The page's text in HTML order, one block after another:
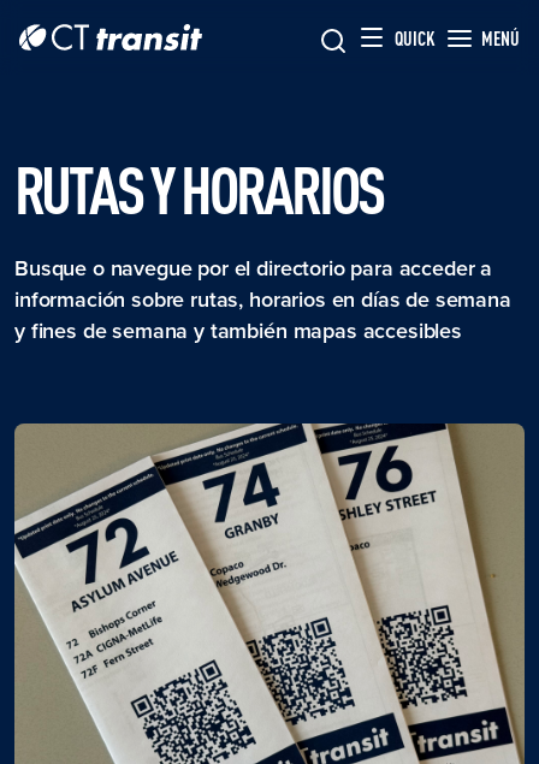
QUICK MENÚ
RUTAS Y HORARIOS
Busque o navegue por el directorio para acceder a
información sobre rutas, horarios en días de semana
y fines de semana y también mapas accesibles